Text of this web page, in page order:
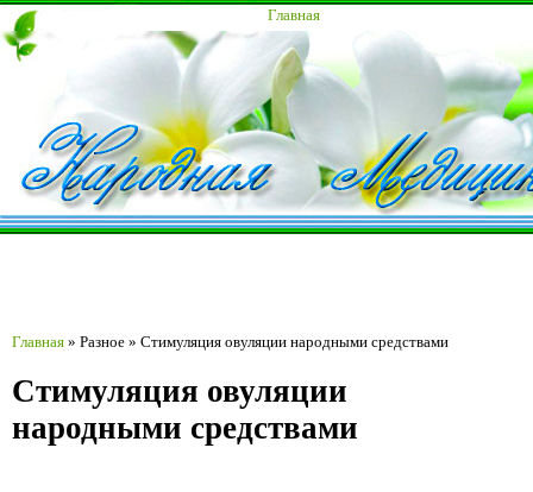
Главная
Главная » Разное » Стимуляция овуляции народными средствами
Стимуляция овуляции
народными средствами